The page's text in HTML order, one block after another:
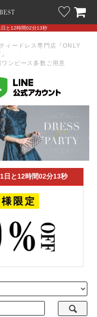
と12時間02分13秒
ィードレス専門店『ONLY
ンピース多数ご用意
日と12時間02分13秒